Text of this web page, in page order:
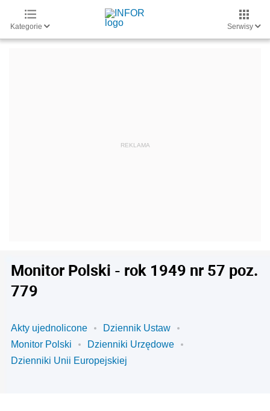
Kategorie Serwisy
Monitor Polski - rok 1949 nr 57 poz.
779
Akty ujednolicone
Dziennik Ustaw
Monitor Polski
Dzienniki Urzędowe
Dzienniki Unii Europejskiej